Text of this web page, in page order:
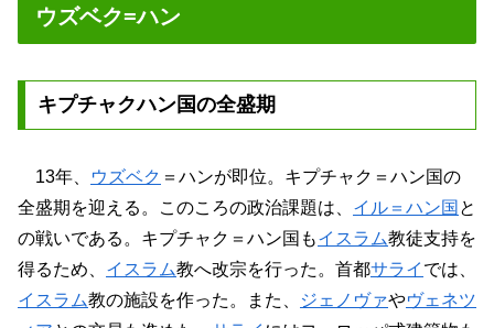
ウズベク=ハン
キプチャクハン国の全盛期
13年、 ウズベク ＝ハンが即位。キプチャク＝ハン国の
全盛期を迎える。このころの政治課題は、 イル＝ハン国 と
の戦いである。キプチャク＝ハン国もイスラム教徒支持を
得るため、 イスラム教へ改宗を行った。首都サライ では、
イスラム教の施設を作った。また、 ジェノヴァやヴェネツ